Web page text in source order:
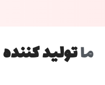
ماتولید کننده